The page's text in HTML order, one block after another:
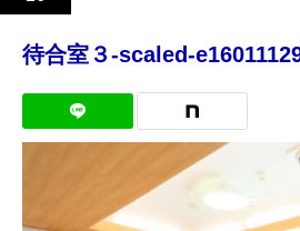
待合室３-scaled-